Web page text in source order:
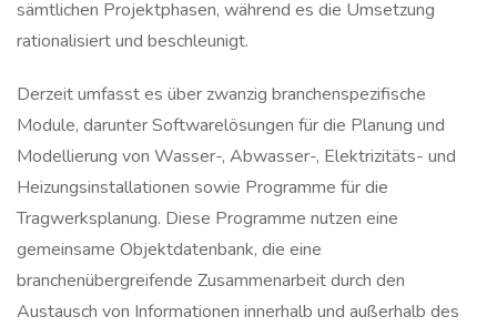
sämtlichen Projektphasen, während es die Umsetzung
rationalisiert und beschleunigt.
Derzeit umfasst es über zwanzig branchenspezifische
Module, darunter Softwarelösungen für die Planung und
Modellierung von Wasser-, Abwasser-, Elektrizitäts- und
Heizungsinstallationen sowie Programme für die
Tragwerksplanung. Diese Programme nutzen eine
gemeinsame Objektdatenbank, die eine
branchenübergreifende Zusammenarbeit durch den
Austausch von Informationen innerhalb und außerhalb des